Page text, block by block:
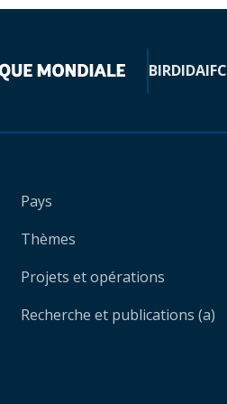
BIRDIDAIFC
Pays
Thèmes
Projets et opérations
Recherche et publications (a)